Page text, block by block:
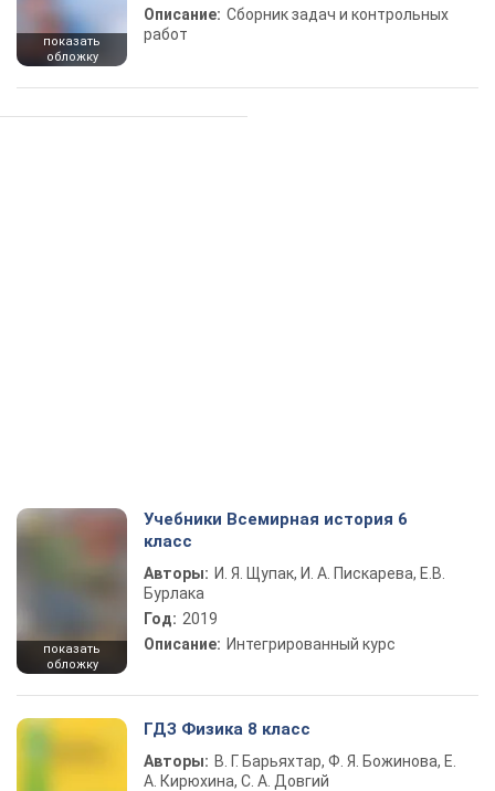
показать
обложку
Описание: Сборник задач и контрольных
работ
показать
обложку
Учебники Всемирная история 6
класс
Авторы: И. Я. Щупак, И. А. Пискарева, Е.В.
Бурлака
Год: 2019
Описание: Интегрированный курс
ГДЗ Физика 8 класс
Авторы: В. Г. Барьяхтар, Ф. Я. Божинова, Е.
А. Кирюхина, С. А. Довгий